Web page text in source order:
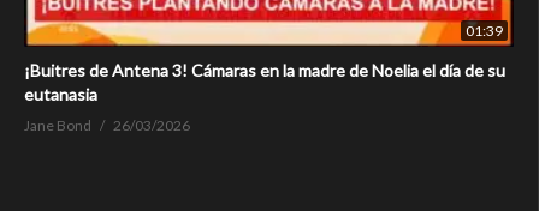
01:39
¡Buitres de Antena 3! Cámaras en la madre de Noelia el día de su
eutanasia
Jane Bond 26/03/2026